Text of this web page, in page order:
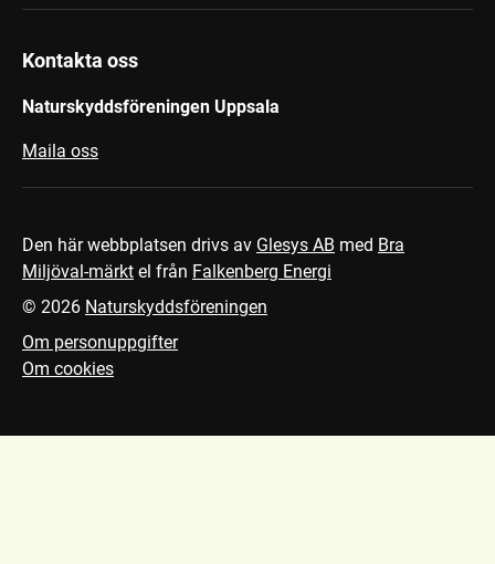
Kontakta oss
Naturskyddsföreningen Uppsala
Maila oss
Den här webbplatsen drivs av Glesys AB med Bra
Miljöval-märkt el från Falkenberg Energi
© 2026 Naturskyddsföreningen
Om personuppgifter
Om cookies